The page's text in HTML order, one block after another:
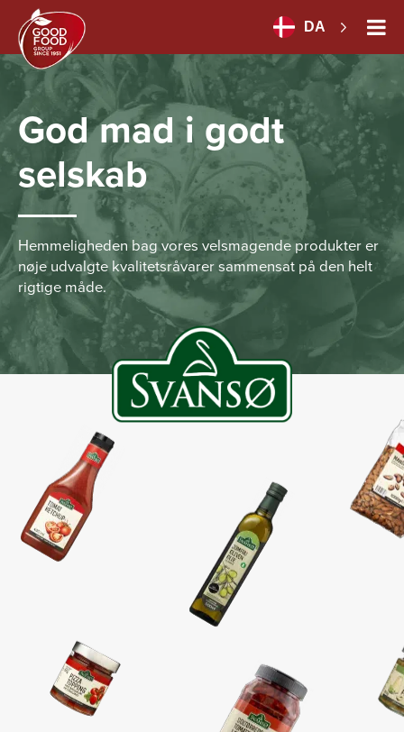
DA
God mad i godt
selskab
Hemmeligheden bag vores velsmagende produkter er
nøje udvalgte kvalitetsråvarer sammensat på den helt
rigtige måde.